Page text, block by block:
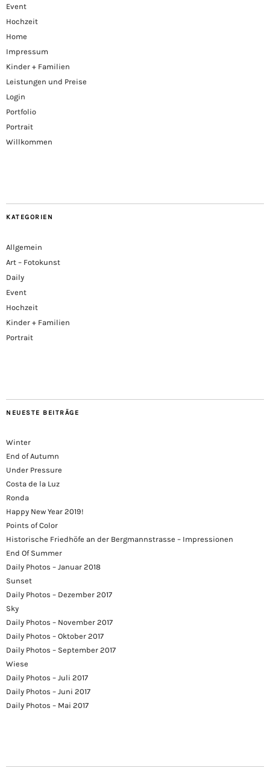
Event
Hochzeit
Home
Impressum
Kinder + Familien
Leistungen und Preise
Login
Portfolio
Portrait
Willkommen
KATEGORIEN
Allgemein
Art – Fotokunst
Daily
Event
Hochzeit
Kinder + Familien
Portrait
NEUESTE BEITRÄGE
Winter
End of Autumn
Under Pressure
Costa de la Luz
Ronda
Happy New Year 2019!
Points of Color
Historische Friedhöfe an der Bergmannstrasse – Impressionen
End Of Summer
Daily Photos – Januar 2018
Sunset
Daily Photos – Dezember 2017
Sky
Daily Photos – November 2017
Daily Photos – Oktober 2017
Daily Photos – September 2017
Wiese
Daily Photos – Juli 2017
Daily Photos – Juni 2017
Daily Photos – Mai 2017